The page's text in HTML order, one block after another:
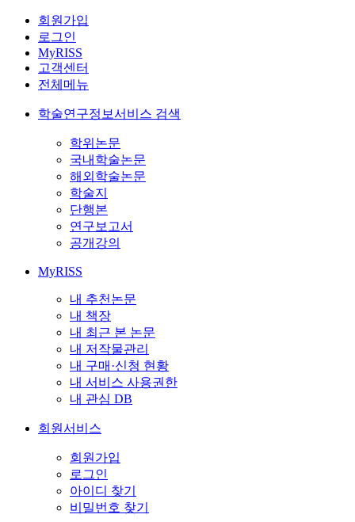
회원가입
로그인
MyRISS
고객센터
전체메뉴
학술연구정보서비스 검색
학위논문
국내학술논문
해외학술논문
학술지
단행본
연구보고서
공개강의
MyRISS
내 추천논문
내 책장
내 최근 본 논문
내 저작물관리
내 구매·신청 현황
내 서비스 사용권한
내 관심 DB
회원서비스
회원가입
로그인
아이디 찾기
비밀번호 찾기